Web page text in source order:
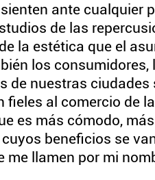
ante cualquier
de las
la estética que el
los
de nuestras
al comercio de
es más cómodo,
beneficios se
me llamen por mi